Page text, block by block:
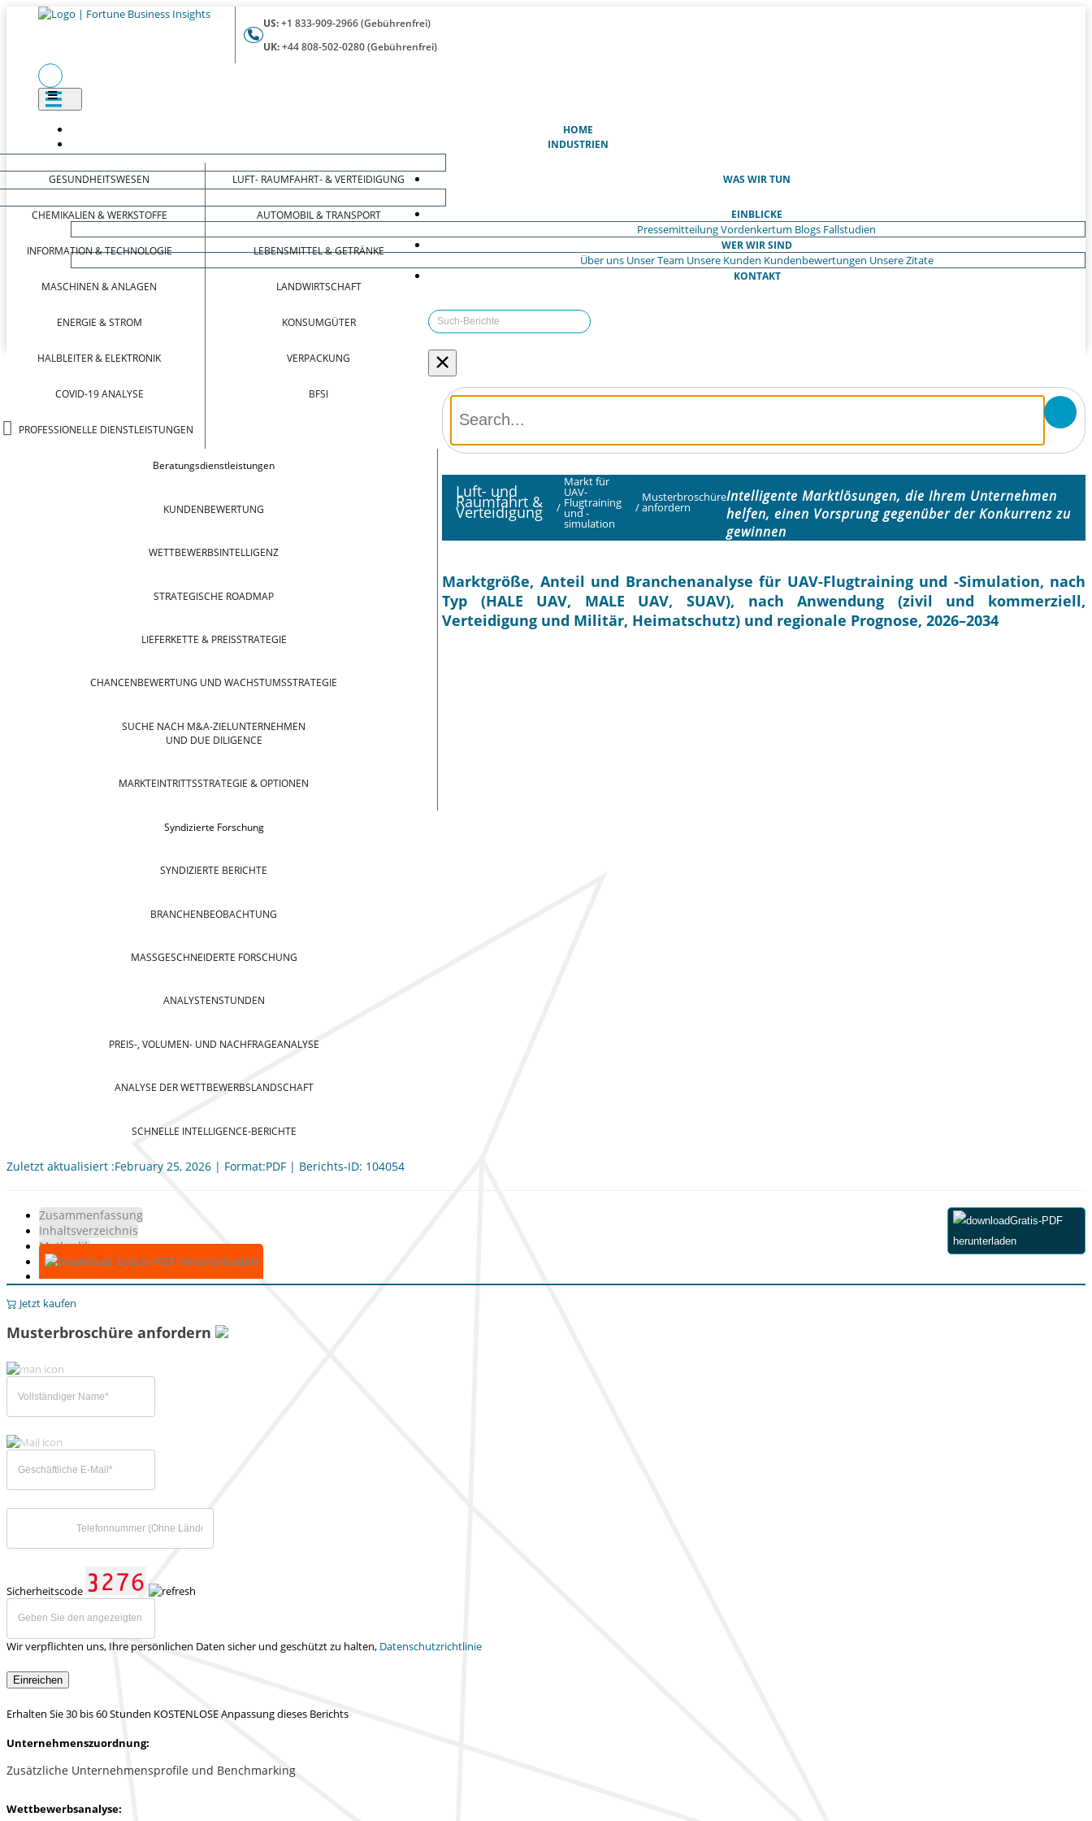
US:+1 833-909-2966 (Gebührenfrei)
UK:+44 808-502-0280 (Gebührenfrei)
HOME
INDUSTRIEN
GESUNDHEITSWESEN
CHEMIKALIEN & WERKSTOFFE
INFORMATION & TECHNOLOGIE
MASCHINEN & ANLAGEN
ENERGIE & STROM
HALBLEITER & ELEKTRONIK
COVID-19 ANALYSE
PROFESSIONELLE DIENSTLEISTUNGEN
LUFT- RAUMFAHRT- & VERTEIDIGUNG
AUTOMOBIL & TRANSPORT
LEBENSMITTEL & GETRÄNKE
LANDWIRTSCHAFT
KONSUMGÜTER
VERPACKUNG
BFSI
WAS WIR TUN
Beratungsdienstleistungen
KUNDENBEWERTUNG
WETTBEWERBSINTELLIGENZ
STRATEGISCHE ROADMAP
LIEFERKETTE & PREISSTRATEGIE
CHANCENBEWERTUNG UND WACHSTUMSSTRATEGIE
SUCHE NACH M&A-ZIELUNTERNEHMEN
UND DUE DILIGENCE
MARKTEINTRITTSSTRATEGIE & OPTIONEN
Syndizierte Forschung
SYNDIZIERTE BERICHTE
BRANCHENBEOBACHTUNG
MASSGESCHNEIDERTE FORSCHUNG
ANALYSTENSTUNDEN
PREIS-, VOLUMEN- UND NACHFRAGEANALYSE
ANALYSE DER WETTBEWERBSLANDSCHAFT
SCHNELLE INTELLIGENCE-BERICHTE
EINBLICKE
PressemitteilungVordenkertum Blogs Fallstudien
WER WIR SIND
Über uns Unser Team Unsere Kunden Kundenbewertungen Unsere Zitate
KONTAKT
×
Luft- und
Raumfahrt &
Verteidigung /
Markt für
UAV-
Flugtraining
und -
simulation
/
Musterbroschüre
anfordern
Intelligente Marktlösungen, die Ihrem Unternehmen
helfen, einen Vorsprung gegenüber der Konkurrenz zu
gewinnen
Marktgröße, Anteil und Branchenanalyse für UAV-Flugtraining und -Simulation, nach
Typ (HALE UAV, MALE UAV, SUAV), nach Anwendung (zivil und kommerziell,
Verteidigung und Militär, Heimatschutz) und regionale Prognose, 2026–2034
Zuletzt aktualisiert :February 25, 2026 | Format:PDF | Berichts-ID: 104054
Zusammenfassung
Inhaltsverzeichnis
Methodik
Gratis-PDF herunterladen
Gratis-PDF
herunterladen
Jetzt kaufen
Musterbroschüre anfordern
Sicherheitscode
Wir verpflichten uns, Ihre persönlichen Daten sicher und geschützt zu halten, Datenschutzrichtlinie
Einreichen
Erhalten Sie 30 bis 60 Stunden KOSTENLOSE Anpassung dieses Berichts
Unternehmenszuordnung:
Zusätzliche Unternehmensprofile und Benchmarking
Wettbewerbsanalyse: